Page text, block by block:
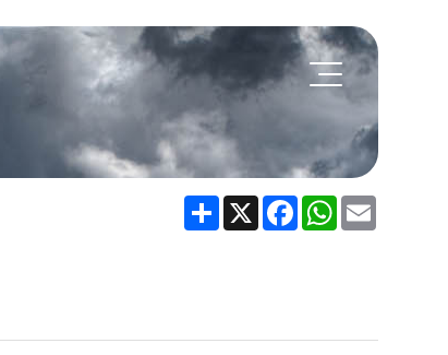
Share X FacebookWhatsApp